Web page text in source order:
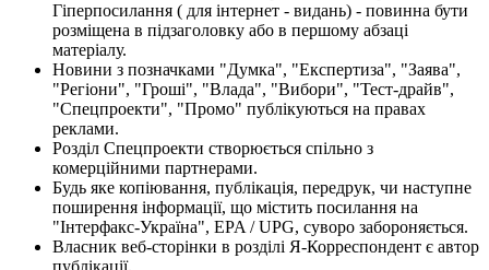
Гіперпосилання ( для інтернет - видань) - повинна бути
розміщена в підзаголовку або в першому абзаці
матеріалу.
Новини з позначками "Думка", "Експертиза", "Заява",
"Регіони", "Гроші", "Влада", "Вибори", "Тест-драйв",
"Спецпроекти", "Промо" публікуються на правах
реклами.
Розділ Спецпроекти створюється спільно з
комерційними партнерами.
Будь яке копіювання, публікація, передрук, чи наступне
поширення інформації, що містить посилання на
"Інтерфакс-Україна", EPA / UPG, суворо забороняється.
Власник веб-сторінки в розділі Я-Корреспондент є автор
публікації.